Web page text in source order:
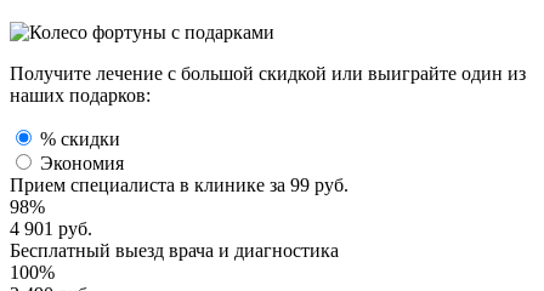
Получите лечение с большой скидкой или выиграйте один из
наших подарков:
% скидки
Экономия
Прием специалиста в клинике за 99 руб.
98%
4 901 руб.
Бесплатный выезд врача и диагностика
100%